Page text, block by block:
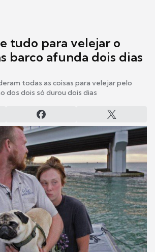
tudo para velejar o
barco afunda dois dias
todas as coisas para velejar pelo
dos dois só durou dois dias